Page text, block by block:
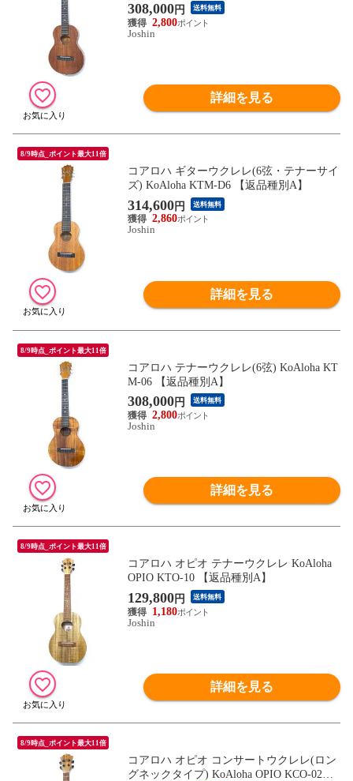
308,000円 送料無料
2,800
Joshin
詳細を見る
8/9時点_ポイント最大11倍
コアロハ ギターウクレレ(6弦・テナーサイ
ズ) KoAloha KTM-D6 【返品種別A】
314,600円 送料無料
2,860
Joshin
詳細を見る
8/9時点_ポイント最大11倍
コアロハ テナーウクレレ(6弦) KoAloha KT
M-06 【返品種別A】
308,000円 送料無料
2,800
Joshin
詳細を見る
8/9時点_ポイント最大11倍
コアロハ オピオ テナーウクレレ KoAloha
OPIO KTO-10 【返品種別A】
129,800円 送料無料
1,180
Joshin
詳細を見る
8/9時点_ポイント最大11倍
コアロハ オピオ コンサートウクレレ(ロン
グネックタイプ) KoAloha OPIO KCO-02